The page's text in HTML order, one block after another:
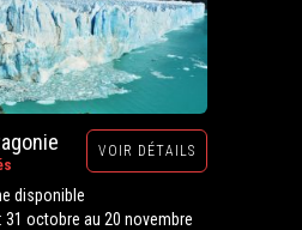
VOIR DÉTAILS
disponible
31 octobre au 20 novembre